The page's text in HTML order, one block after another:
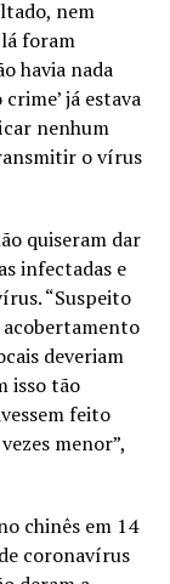
nem
foram
havia nada
já estava
nenhum
o vírus
quiseram dar
infectadas e
“Suspeito
acobertamento
deveriam
isso tão
feito
menor”,
chinês em 14
coronavírus